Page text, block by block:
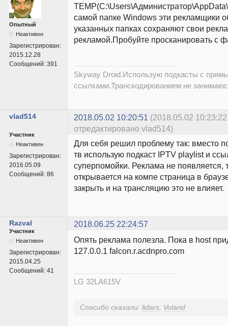
Опытный
Неактивен
Зарегистрирован:
2015.12.28
Сообщений: 391
самой папке Windows эти рекламщики
указанных папках сохраняют свои
рекламой.Пробуйте просканировать с
Skyway Droid.Использую подкасты с
ссылками.Транскодированием не
vlad514 2018.05.02 10:20:51 (2018.05.02 10:23:22
отредактировано vlad514)
Участник
Неактивен
Зарегистрирован:
2016.05.09
Сообщений: 86
Для себя решил проблему так: вместо
тв использую подкаст IPTV playlist и
суперпомойки. Реклама не появляется,
открывается на компе страница в
закрыть и на трансляцию это не влияет.
Razval 2018.06.25 22:24:57
Участник
Неактивен
Зарегистрирован:
2015.04.25
Сообщений: 41
Опять реклама полезла. Пока в host
127.0.0.1 falcon.r.acdnpro.com
LG 32LA615V
Спасибо сказали: lidars Voland